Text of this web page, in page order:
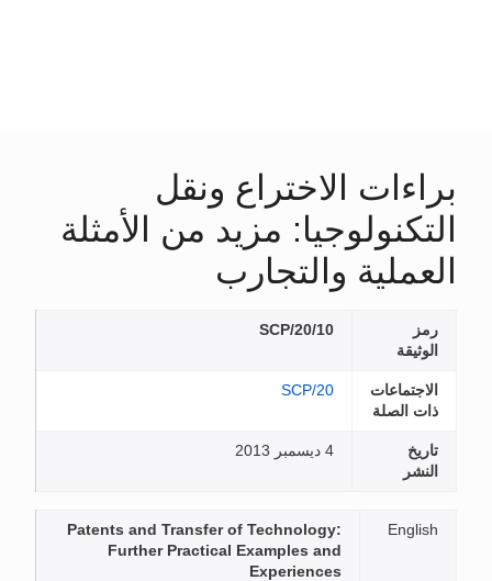
براءات الاختراع ونقل
التكنولوجيا: مزيد من الأمثلة
العملية والتجارب
رمز
الوثيقة
SCP/20/10
الاجتماعات
ذات الصلة
SCP/20
تاريخ
النشر
4 ديسمبر 2013
English
Patents and Transfer of Technology:
Further Practical Examples and
Experiences